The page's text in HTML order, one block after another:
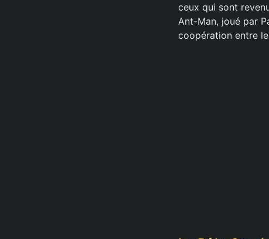
ceux qui sont
Ant-Man, joué par
coopération entre